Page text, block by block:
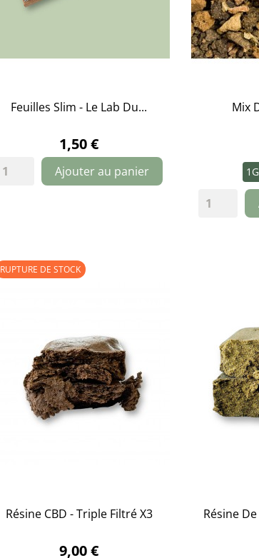
Feuilles Slim - Le Lab Du...
1,50 €
Ajouter au panier
Mix
1G
Résine CBD - Triple Filtré X3
9,00 €
RUPTURE DE STOCK
Résine